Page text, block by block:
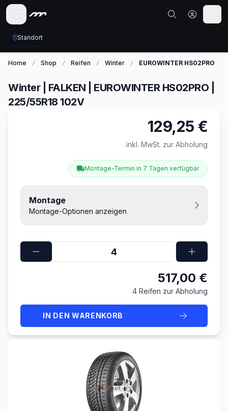
Standort
Home Shop Reifen Winter EUROWINTER HS02PRO
Winter | FALKEN | EUROWINTER HS02PRO |
225/55R18 102V
129,25 €
inkl. MwSt. zur Abholung
Montage-Termin in 7 Tagen verfügbar
Montage
Montage-Optionen anzeigen
517,00 €
4 Reifen zur Abholung
IN DEN WARENKORB